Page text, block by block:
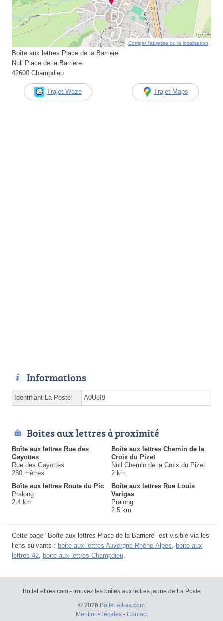
Corriger l’adresse ou la localisation
Boîte aux lettres Place de la Barriere
Null Place de la Barriere
42600 Champdieu
Trajet Waze Trajet Maps
Informations
Identifiant La Poste A0U8I9
Boites aux lettres à proximité
Boîte aux lettres Rue des
Gayottes
Rue des Gayottes
230 mètres
Boîte aux lettres Chemin de la
Croix du Pizet
Null Chemin de la Croix du Pizet
2 km
Boîte aux lettres Route du Pic
Pralong
2.4 km
Boîte aux lettres Rue Louis
Varigas
Pralong
2.5 km
Cette page "Boîte aux lettres Place de la Barriere" est visible via les
liens suivants : boite aux lettres Auvergne-Rhône-Alpes
boite aux
lettres 42 boite aux lettres Champdieu
BoiteLettres.com - trouvez les boîtes aux lettres jaune de La Poste
© 2026 BoiteLettres.com
Mentions légales- Contact